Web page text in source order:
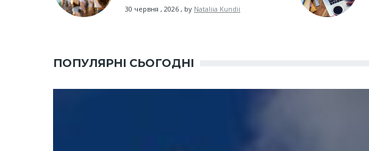
30 червня , 2026 , by Nataliia Kundii
ПОПУЛЯРНІ СЬОГОДНІ